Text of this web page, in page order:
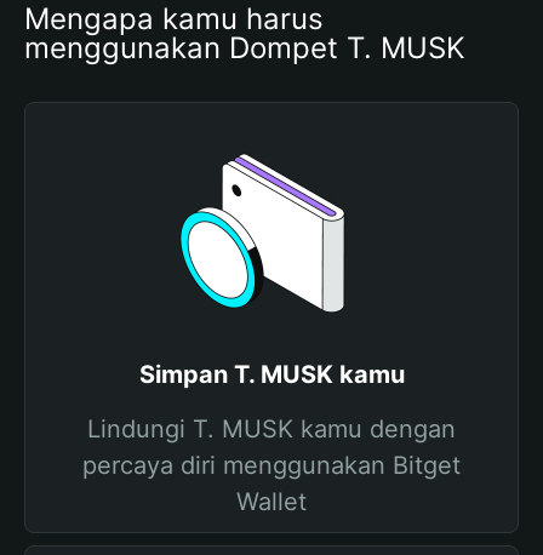
Mengapa kamu harus
menggunakan Dompet T. MUSK
Simpan T. MUSK kamu
Lindungi T. MUSK kamu dengan
percaya diri menggunakan Bitget
Wallet